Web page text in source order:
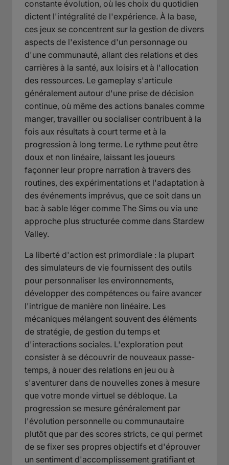
constante évolution, où les choix du quotidien
dictent l'intégralité de l'expérience. À la base,
ces jeux se concentrent sur la gestion de divers
aspects de l'existence d'un personnage ou
d'une communauté, allant des relations et des
carrières à la santé, aux loisirs et à l'allocation
des ressources. Le gameplay s'articule
généralement autour d'une prise de décision
continue, où même des actions banales comme
manger, travailler ou socialiser contribuent à la
fois aux résultats à court terme et à la
progression à long terme. Le rythme peut être
doux et non linéaire, laissant les joueurs
façonner leur propre narration à travers des
routines, des expérimentations et l'adaptation à
des événements imprévus, que ce soit dans un
bac à sable léger comme The Sims ou via une
approche plus structurée comme dans Stardew
Valley.
La liberté d'action est primordiale : la plupart
des simulateurs de vie fournissent des outils
pour personnaliser les environnements,
développer des compétences ou faire avancer
l'intrigue de manière non linéaire. Les
mécaniques mélangent souvent des éléments
de stratégie, de gestion du temps et
d'interactions sociales. L'exploration peut
consister à se découvrir de nouveaux passe-
temps, à nouer des relations en jeu ou à
s'aventurer dans de nouvelles zones à mesure
que votre monde virtuel se débloque. La
progression se mesure généralement par
l'évolution personnelle ou communautaire
plutôt que par des scores stricts, ce qui permet
de se fixer ses propres objectifs et d'éprouver
un sentiment d'accomplissement gratifiant et